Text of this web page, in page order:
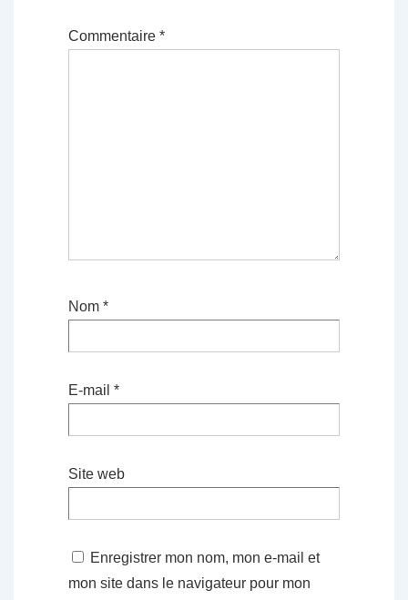
Commentaire *
Nom *
E-mail *
Site web
Enregistrer mon nom, mon e-mail et
mon site dans le navigateur pour mon